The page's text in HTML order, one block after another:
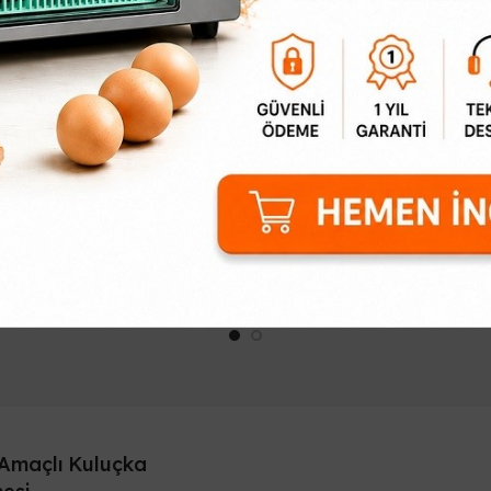
Tavuk Folluk
440,25₺
Yumurta Taşıma ve
Kuluçka